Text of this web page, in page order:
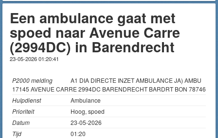
Een ambulance gaat met
spoed naar Avenue Carre
(2994DC) in Barendrecht
23-05-2026 01:20:41
P2000 melding
A1 DIA DIRECTE INZET AMBULANCE JA) AMBU
17145 AVENUE CARRE 2994DC BARENDRECHT BARDRT BON 78746
Hulpdienst
Ambulance
Prioriteit
Hoog, spoed
Datum
23-05-2026
Tijd
01:20